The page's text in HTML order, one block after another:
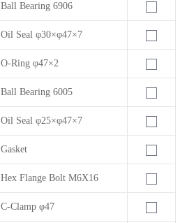
Ball Bearing 6906
Oil Seal φ30×φ47×7
O-Ring φ47×2
Ball Bearing 6005
Oil Seal φ25×φ47×7
Gasket
Hex Flange Bolt M6X16
C-Clamp φ47